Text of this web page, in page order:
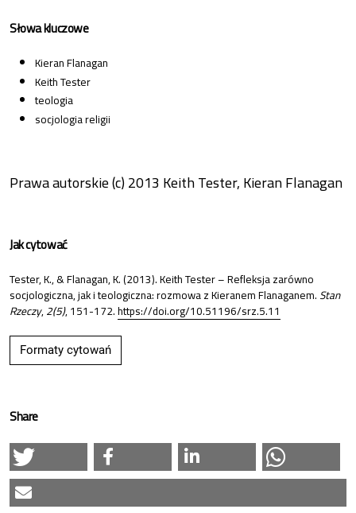
Słowa kluczowe
Kieran Flanagan
Keith Tester
teologia
socjologia religii
Prawa autorskie (c) 2013 Keith Tester, Kieran Flanagan
Jak cytować
Tester, K., & Flanagan, K. (2013). Keith Tester – Refleksja zarówno
socjologiczna, jak i teologiczna: rozmowa z Kieranem Flanaganem.Stan
Rzeczy,2(5), 151-172.https://doi.org/10.51196/srz.5.11
Formaty cytowań
Share